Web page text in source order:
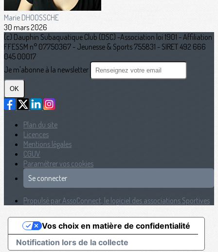
Marie DHOOSSCHE
30 mars 2026
(c) Dauphin Subaquatique Club (DSC) -Association loi 1901 - Affiliation
FFESSM n° 07750367 - Jeunesse & Sports 755831 - SIRET 492 666
045 00017
Je m'abonne à la newsletter
OK
Plan du site
Licences
Mentions légales
CGUV
Paramétrer vos cookies
Se connecter
Propulsé par AssoConnect, le logiciel des associations Sportives
Notification lors de la collecte
Vos choix en matière de confidentialité